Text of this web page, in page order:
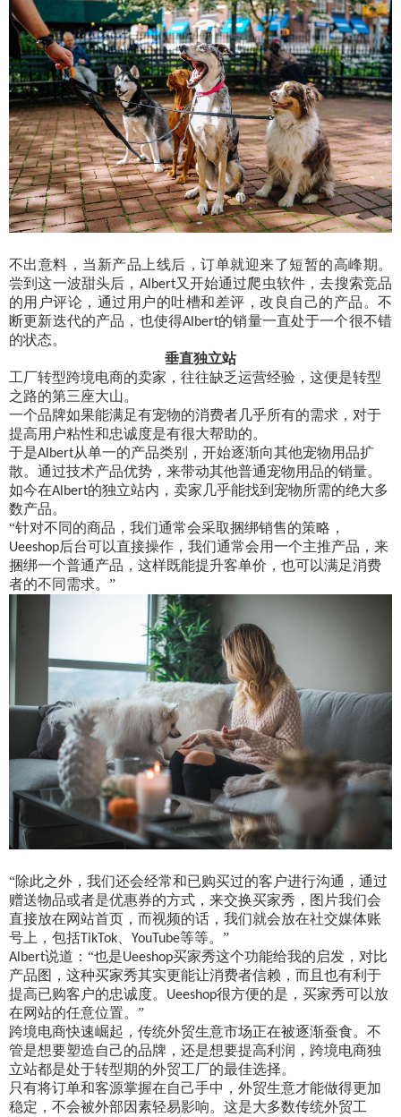
不出意料，当新产品上线后，订单就迎来了短暂的高峰期。
尝到这一波甜头后， Albert又开始通过爬虫软件，去搜索竞品
的用户评论，通过用户的吐槽和差评，改良自己的产品。不
断更新迭代的产品，也使得Albert的销量一直处于一个很不错
的状态。
垂直独立站
工厂转型跨境电商的卖家，往往缺乏运营经验，这便是转型
之路的第三座大山。
一个品牌如果能满足有宠物的消费者几乎所有的需求，对于
提高用户粘性和忠诚度是有很大帮助的。
于是Albert从单一的产品类别，开始逐渐向其他宠物用品扩
散。通过技术产品优势，来带动其他普通宠物用品的销量。
如今在Albert的独立站内，卖家几乎能找到宠物所需的绝大多
数产品。
“针对不同的商品，我们通常会采取捆绑销售的策略，
Ueeshop后台可以直接操作，我们通常会用一个主推产品，来
捆绑一个普通产品，这样既能提升客单价，也可以满足消费
者的不同需求。”
“除此之外，我们还会经常和已购买过的客户进行沟通，通过
赠送物品或者是优惠券的方式，来交换买家秀，图片我们会
直接放在网站首页，而视频的话，我们就会放在社交媒体账
号上，包括 TikTok YouTube等等。”
Albert说道：“也是Ueeshop买家秀这个功能给我的启发，对比
产品图，这种买家秀其实更能让消费者信赖，而且也有利于
提高已购客户的忠诚度。 Ueeshop很方便的是，买家秀可以放
在网站的任意位置。”
跨境电商快速崛起，传统外贸生意市场正在被逐渐蚕食。不
管是想要塑造自己的品牌，还是想要提高利润，跨境电商独
立站都是处于转型期的外贸工厂的最佳选择。
只有将订单和客源掌握在自己手中，外贸生意才能做得更加
稳定，不会被外部因素轻易影响。这是大多数传统外贸工